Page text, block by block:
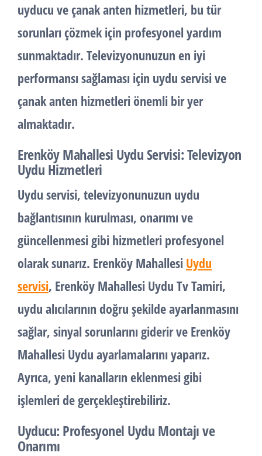
uyducu ve çanak anten hizmetleri, bu tür
sorunları çözmek için profesyonel yardım
sunmaktadır. Televizyonunuzun en iyi
performansı sağlaması için uydu servisi ve
çanak anten hizmetleri önemli bir yer
almaktadır.
Erenköy Mahallesi Uydu Servisi: Televizyon
Uydu Hizmetleri
Uydu servisi, televizyonunuzun uydu
bağlantısının kurulması, onarımı ve
güncellenmesi gibi hizmetleri profesyonel
olarak sunarız. Erenköy Mahallesi Uydu
servisi, Erenköy Mahallesi Uydu Tv Tamiri,
uydu alıcılarının doğru şekilde ayarlanmasını
sağlar, sinyal sorunlarını giderir ve Erenköy
Mahallesi Uydu ayarlamalarını yaparız.
Ayrıca, yeni kanalların eklenmesi gibi
işlemleri de gerçekleştirebiliriz.
Uyducu: Profesyonel Uydu Montajı ve
Onarımı